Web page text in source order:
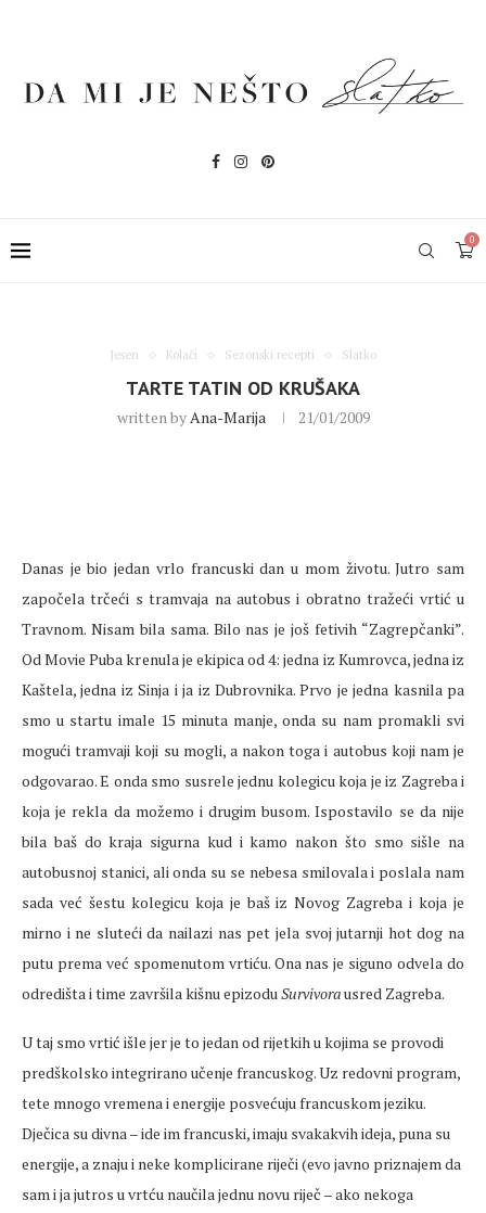
0
Jesen Kolači Sezonski recepti Slatko
TARTE TATIN OD KRUŠAKA
written byAna-Marija 21/01/2009
Danas je bio jedan vrlo francuski dan u mom životu. Jutro sam
započela trčeći s tramvaja na autobus i obratno tražeći vrtić u
Travnom. Nisam bila sama. Bilo nas je još fetivih “Zagrepčanki”.
Od Movie Puba krenula je ekipica od 4: jedna iz Kumrovca, jedna iz
Kaštela, jedna iz Sinja i ja iz Dubrovnika. Prvo je jedna kasnila pa
smo u startu imale 15 minuta manje, onda su nam promakli svi
mogući tramvaji koji su mogli, a nakon toga i autobus koji nam je
odgovarao. E onda smo susrele jednu kolegicu koja je iz Zagreba i
koja je rekla da možemo i drugim busom. Ispostavilo se da nije
bila baš do kraja sigurna kud i kamo nakon što smo sišle na
autobusnoj stanici, ali onda su se nebesa smilovala i poslala nam
sada već šestu kolegicu koja je baš iz Novog Zagreba i koja je
mirno i ne sluteći da nailazi nas pet jela svoj jutarnji hot dog na
putu prema već spomenutom vrtiću. Ona nas je siguno odvela do
odredišta i time završila kišnu epizoduSurvivorausred Zagreba.
U taj smo vrtić išle jer je to jedan od rijetkih u kojima se provodi
predškolsko integrirano učenje francuskog. Uz redovni program,
tete mnogo vremena i energije posvećuju francuskom jeziku.
Dječica su divna – ide im francuski, imaju svakakvih ideja, puna su
energije, a znaju i neke komplicirane riječi (evo javno priznajem da
sam i ja jutros u vrtću naučila jednu novu riječ – ako nekoga